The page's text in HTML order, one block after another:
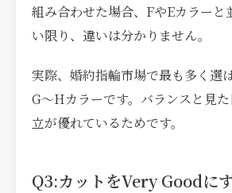
組み合わせた場合、FやEカラーと
い限り、違いは分かりません。
実際、婚約指輪市場で最も多く選
G〜Hカラーです。バランスと見
立が優れているためです。
Q3:カットをVery Goodに